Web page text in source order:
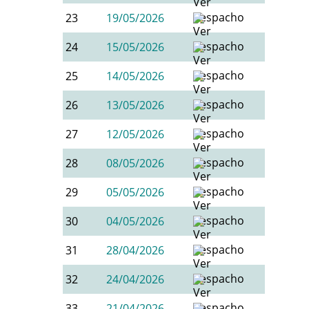
23
19/05/2026
24
15/05/2026
25
14/05/2026
26
13/05/2026
27
12/05/2026
28
08/05/2026
29
05/05/2026
30
04/05/2026
31
28/04/2026
32
24/04/2026